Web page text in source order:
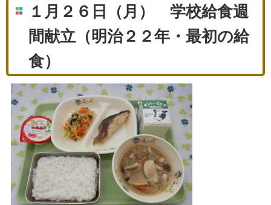
１月２６日（月） 学校給食週
間献立（明治２２年・最初の給
食）